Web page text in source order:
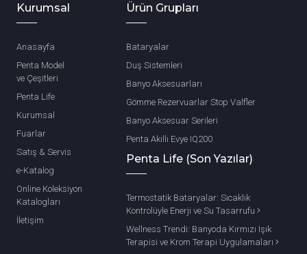
Kurumsal
Anasayfa
Penta Model
ve Çeşitleri
Penta Life
Kurumsal
Fuarlar
Satış & Servis
e-Katalog
Online Koleksiyon
Katalogları
İletişim
Ürün Grupları
Bataryalar
Duş Sistemleri
Banyo Aksesuarları
Gömme Rezervuarlar Stop Valfler
Banyo Aksesuar Serileri
Penta Akıllı Evye IQ200
Penta Life (Son Yazılar)
Termostatik Bataryalar: Sıcaklık
Kontrolüyle Enerji ve Su Tasarrufu
Wellness Trendi: Banyoda Kırmızı Işık
Terapisi ve Krom Terapi Uygulamaları